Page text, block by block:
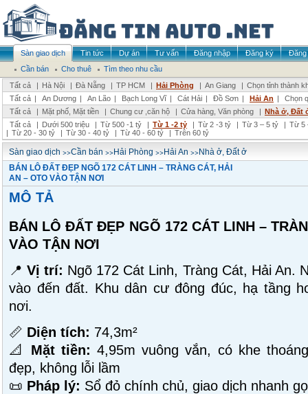
Sàn giao dịch Tin tức Dự án Tư vấn Đăng nhập Đăng ký
Đăng
Cần bán
Cho thuê
Tìm theo nhu cầu
Tất cả
| Hà Nội | Đà Nẵng | TP HCM | Hải Phòng | An Giang | Chọn tỉnh thành
Tất cả | An Dương | An Lão | Bạch Long Vĩ | Cát Hải | Đồ Sơn | Hải An |
Chọn
Tất cả
| Mặt phố, Mặt tiền | Chung cư ,căn hộ | Cửa hàng, Văn phòng | Nhà ở, Đất
Tất cả
| Dưới 500 triệu | Từ 500 -1 tỷ | Từ 1 -2 tỷ | Từ 2 -3 tỷ | Từ 3 – 5 tỷ | Từ 5
| Từ 20 - 30 tỷ | Từ 30 - 40 tỷ | Từ 40 - 60 tỷ | Trên 60 tỷ
Sàn giao dịch >>Cần bán >>Hải Phòng >>Hải An >>Nhà ở, Đất ở
BÁN LÔ ĐẤT ĐẸP NGÕ 172 CÁT LINH – TRÀNG CÁT, HẢI
AN – OTO VÀO TẬN NƠI
MÔ TẢ
BÁN LÔ ĐẤT ĐẸP NGÕ 172 CÁT LINH –
VÀO TẬN NƠI
📍Vị trí: Ngõ 172 Cát Linh, Tràng Cát, Hải An.
vào đến đất. Khu dân cư đông đúc, hạ tầng
nơi.
📏 Diện tích: 74,3m²
📐 Mặt tiền: 4,95m vuông vắn, có khe
đẹp, không lỗi lầm
📜 Pháp lý: Sổ đỏ chính chủ, giao dịch nhanh